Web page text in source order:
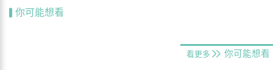
你可能想看
看更多 你可能想看